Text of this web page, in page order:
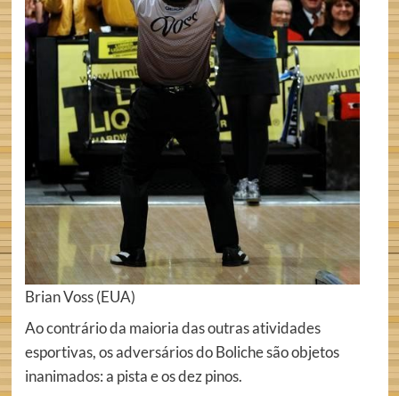
Brian Voss (EUA)
Ao contrário da maioria das outras atividades
esportivas, os adversários do Boliche são objetos
inanimados: a pista e os dez pinos.